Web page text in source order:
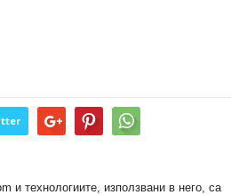
и технологиите, използвани в него, са